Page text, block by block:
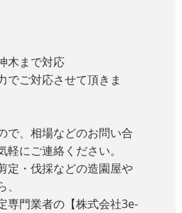
木まで対応
でご対応させて頂きま
で、相場などのお問い合
にご連絡ください。
定・伐採などの造園屋や
専門業者の【株式会社3e-